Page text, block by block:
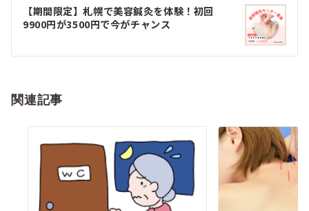
ー
シ
ン
【期間限定】札幌で美容鍼灸を体験！初回
9900円が3500円で今がチャンス
関連記事